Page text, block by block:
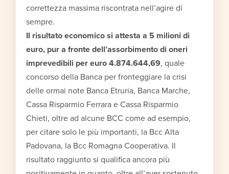
correttezza massima riscontrata nell’agire di
sempre.
Il risultato economico si attesta a 5 milioni di
euro, pur a fronte dell’assorbimento di oneri
imprevedibili per euro 4.874.644,69, quale
concorso della Banca per fronteggiare la crisi
delle ormai note Banca Etruria, Banca Marche,
Cassa Risparmio Ferrara e Cassa Risparmio
Chieti, oltre ad alcune BCC come ad esempio,
per citare solo le più importanti, la Bcc Alta
Padovana, la Bcc Romagna Cooperativa. Il
risultato raggiunto si qualifica ancora più